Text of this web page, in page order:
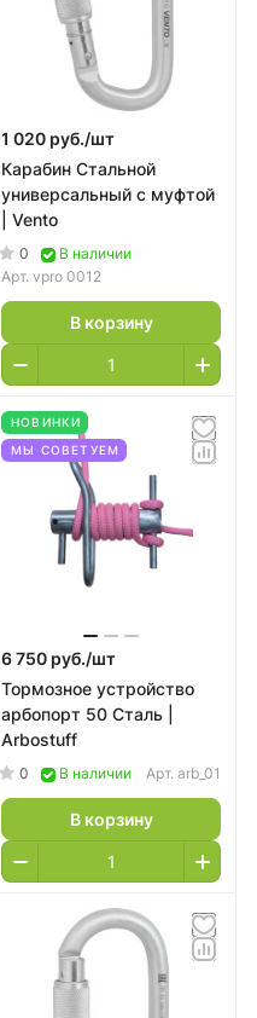
1 020 руб./шт
Карабин Стальной
универсальный с муфтой
| Vento
0
В наличии
Арт. vpro 0012
В корзину
НОВИНКИ
МЫ СОВЕТУЕМ
6 750 руб./шт
Тормозное устройство
арбопорт 50 Сталь |
Arbostuff
0 В наличии Арт. arb_01
В корзину